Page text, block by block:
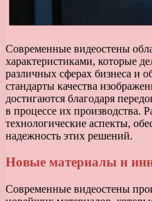
Современные видеостены
характеристиками, которые
различных сферах бизнеса и
стандарты качества
достигаются благодаря
в процессе их производства.
технологические аспекты,
надежность этих решений.
Новые материалы и
Современные видеостены